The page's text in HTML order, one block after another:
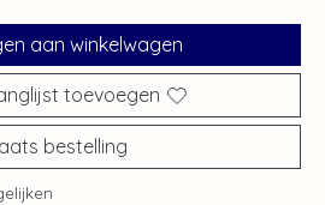
aan winkelwagen
toevoegen
bestelling